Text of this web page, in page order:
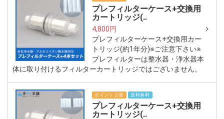
プレフィルターケース+交換用
カートリッジ(..
4,800円
プレフィルターケース+交換用カー
トリッジ(約1年分)※ご注意下さい※
プレフィルターは整水器・浄水器本
体に取り付けるフィルターカートリッジではございません。
ポイント２倍 送料無料
プレフィルターケース+交換用
カートリッジ(..